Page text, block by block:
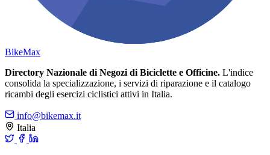
BikeMax
Directory Nazionale di Negozi di Biciclette e Officine. L'indice
consolida la specializzazione, i servizi di riparazione e il catalogo
ricambi degli esercizi ciclistici attivi in Italia.
info@bikemax.it
Italia